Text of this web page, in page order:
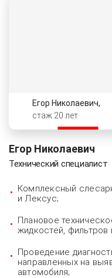
Егор Николаевич,
стаж 20 лет
Егор Николаевич
Технический специалист
Комплексный
и Лексус;
Плановое
жидкостей, фильтров
Проведение
направленных на
автомобиля;